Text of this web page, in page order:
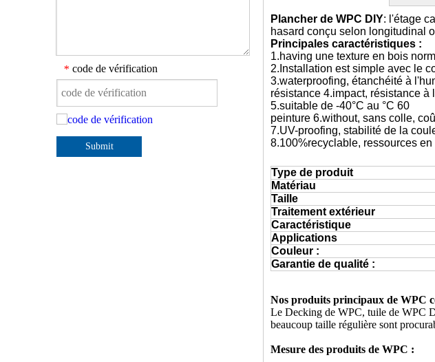
* code de vérification
Submit
Plancher de WPC DIY: l'étage
hasard conçu selon longitudinal
Principales caractéristiques :
1.having une texture en bois
2.Installation est simple avec le
3.waterproofing, étanchéité à
résistance 4.impact, résistance à
5.suitable de -40°C au °C 60
peinture 6.without, sans colle,
7.UV-proofing, stabilité de la
8.100%recyclable, ressources
Type de produit
Matériau
Taille
Traitement extérieur
Caractéristique
Applications
Couleur :
Garantie de qualité :
Nos produits principaux de WPC
Le Decking de WPC, tuile de WPC
beaucoup taille régulière sont
Mesure des produits de WPC :